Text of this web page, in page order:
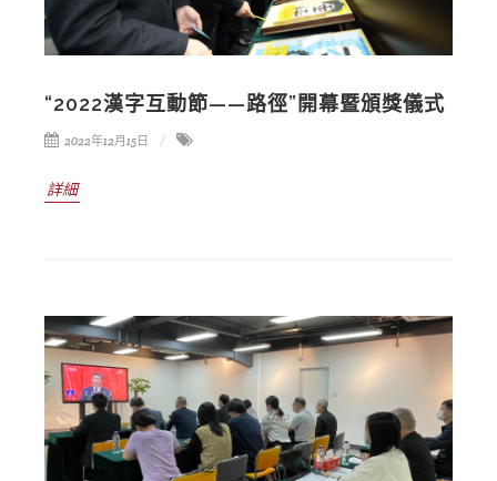
“2022漢字互動節——路徑”開幕暨頒獎儀式
2022年12月15日
詳細